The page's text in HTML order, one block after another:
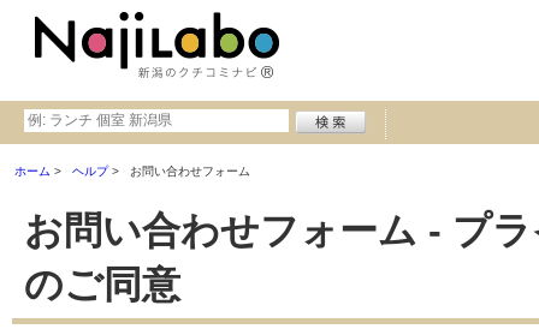
ホーム ヘルプ お問い合わせフォーム
お問い合わせフォーム - プ
のご同意